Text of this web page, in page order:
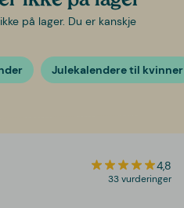
på lager. Du er kanskje
Julekalendere til kvinner
4,8
33 vurderinger